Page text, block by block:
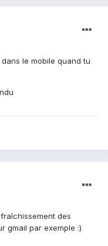
le mobile quand tu
des
gmail par exemple :)